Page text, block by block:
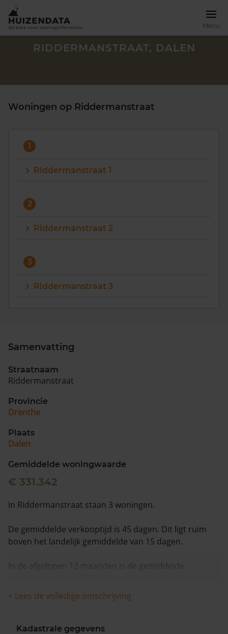
Menu
Zoek een woning
Maandag t/m vrijdag - 08:00 -18:00
RIDDERMANSTRAAT, DALEN
Woningen op Riddermanstraat
1
Riddermanstraat 1
2
Riddermanstraat 2
3
Riddermanstraat 3
Samenvatting
Straatnaam
Riddermanstraat
Provincie
Drenthe
Plaats
Dalen
Gemiddelde woningwaarde
€ 331.342
In Riddermanstraat staan 3 woningen.
De gemiddelde verkooptijd is 45 dagen. Dit ligt ruim
boven het landelijk gemiddelde van 15 dagen.
In de afgelopen 12 maanden is de gemiddelde
+ Lees de volledige omschrijving
Kadastrale gegevens